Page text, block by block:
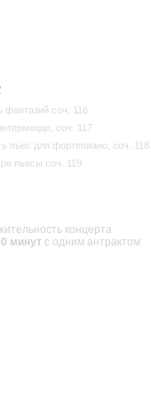
фантазий соч. 116
соч. 117
пьес для фортепиано, соч. 118
пьесы соч. 119
концерта
минут с одним антрактом